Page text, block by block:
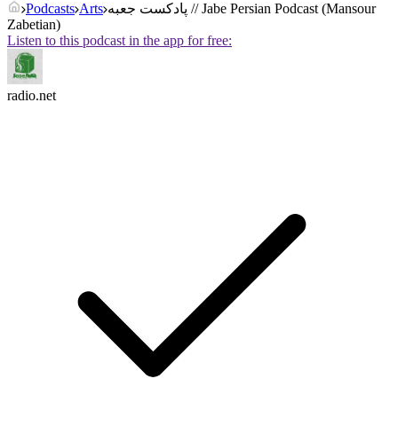
Podcasts Arts پادکست جعبه // Jabe Persian Podcast (Mansour
Zabetian)
Listen to this podcast in the app for free:
radio.net